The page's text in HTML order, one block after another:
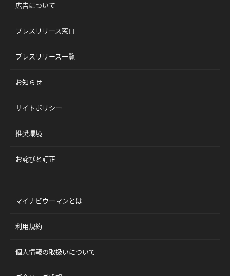
広告について
プレスリリース窓口
プレスリリース一覧
お知らせ
サイトポリシー
推奨環境
お詫びと訂正
マイナビウーマンとは
利用規約
個人情報の取扱いについて